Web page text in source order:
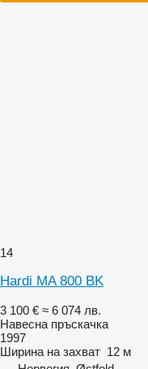
14
Hardi MA 800 BK
3 100 € ≈ 6 074 лв.
Навесна пръскачка
1997
Ширина на захват 12 м